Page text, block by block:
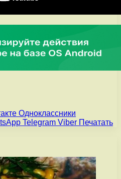
Одноклассники
Telegram Viber Печатать